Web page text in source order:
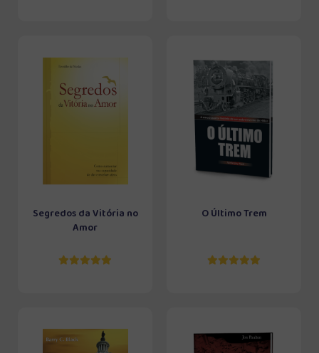
Segredos da Vitória no
Amor
O Último Trem